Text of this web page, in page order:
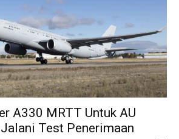
A330 MRTT Untuk AU
Test Penerimaan